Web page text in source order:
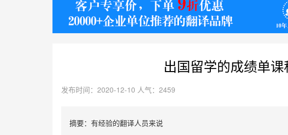
译
出国留学的成绩单
发布时间：2020-12-10 人气：2459
摘要：有经验的翻译人员来说